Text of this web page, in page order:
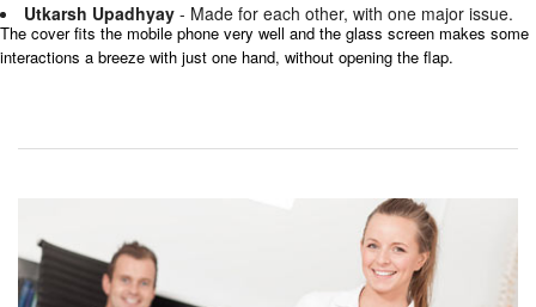
Utkarsh Upadhyay - Made for each other, with one major issue.
The cover fits the mobile phone very well and the glass screen makes some
interactions a breeze with just one hand, without opening the flap.